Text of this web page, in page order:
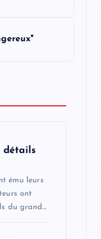
détails
ému leurs
ont
du grand…